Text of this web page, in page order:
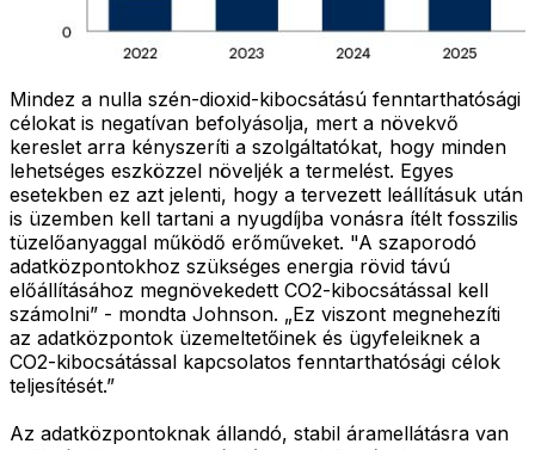
Mindez a nulla szén-dioxid-kibocsátású fenntarthatósági
célokat is negatívan befolyásolja, mert a növekvő
kereslet arra kényszeríti a szolgáltatókat, hogy minden
lehetséges eszközzel növeljék a termelést. Egyes
esetekben ez azt jelenti, hogy a tervezett leállításuk után
is üzemben kell tartani a nyugdíjba vonásra ítélt fosszilis
tüzelőanyaggal működő erőműveket. "A szaporodó
adatközpontokhoz szükséges energia rövid távú
előállításához megnövekedett CO2-kibocsátással kell
számolni” - mondta Johnson. „Ez viszont megnehezíti
az adatközpontok üzemeltetőinek és ügyfeleiknek a
CO2-kibocsátással kapcsolatos fenntarthatósági célok
teljesítését.”
Az adatközpontoknak állandó, stabil áramellátásra van